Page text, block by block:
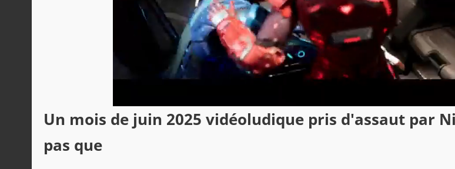
Un mois de juin 2025 vidéoludique pris d'assaut par
pas que